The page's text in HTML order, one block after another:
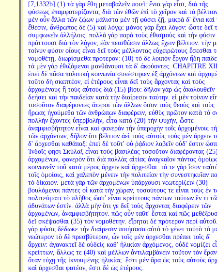
[7,1332b] (1) τὰ γὰρ ἔθη μεταβαλεῖν ποιεῖ: ἔνια γὰρ εἶσι, διὰ τῆς
φύσεως ἐπαμφοτερίζοντα, διὰ τῶν ἐθῶν ἐπὶ τὸ χεῖρον καὶ τὸ
μὲν οὖν ἄλλα τῶν ζῴων μάλιστα μὲν τῇ φύσει ζῇ, μικρὰ δ' ἔνια καὶ
ἔθεσιν, ἄνθρωπος δὲ (5) καὶ λόγῳ: μόνος γὰρ ἔχει λόγον: ὥστε δεῖ
συμφωνεῖν ἀλλήλοις. πολλὰ γὰρ παρὰ τοὺς ἐθισμοὺς καὶ τὴν φύσιν
πράττουσι διὰ τὸν λόγον, ἐὰν πεισθῶσιν ἄλλως ἔχειν βέλτιον. τὴν
τοίνυν φύσιν οἵους εἶναι δεῖ τοὺς μέλλοντας εὐχειρώτους ἔσεσθαι
νομοθέτῃ, διωρίσμεθα πρότερον: (10) τὸ δὲ λοιπὸν ἔργον ἤδη
τὰ μὲν γὰρ ἐθιζόμενοι μανθάνουσι τὰ δ' ἀκούοντες. CHAPITRE
ἐπεὶ δὲ πᾶσα πολιτικὴ κοινωνία συνέστηκεν ἐξ ἀρχόντων καὶ
τοῦτο δὴ σκεπτέον, εἰ ἑτέρους εἶναι δεῖ τοὺς ἄρχοντας καὶ τοὺς
ἀρχομένους ἢ τοὺς αὐτοὺς διὰ (15) βίου: δῆλον γὰρ ὡς ἀκολουθεῖν
δεήσει καὶ τὴν παιδείαν κατὰ τὴν διαίρεσιν ταύτην. εἰ μὲν τοίνυν
τοσοῦτον διαφέροντες ἅτεροι τῶν ἄλλων ὅσον τοὺς θεοὺς καὶ τοὺς
ἥρωας ἡγούμεθα τῶν ἀνθρώπων διαφέρειν, εὐθὺς πρῶτον κατὰ τὸ
πολλὴν ἔχοντες ὑπερβολήν, εἶτα κατὰ (20) τὴν ψυχήν, ὥστε
ἀναμφισβήτητον εἶναι καὶ φανερὰν τὴν ὑπεροχὴν τοῖς ἀρχομένοις
τῶν ἀρχόντων, δῆλον ὅτι βέλτιον ἀεὶ τοὺς αὐτοὺς τοὺς μὲν ἄρχειν
δ' ἄρχεσθαι καθάπαξ: ἐπεὶ δὲ τοῦτ' οὐ ῥᾴδιον λαβεῖν οὐδ' ἔστιν
Ἰνδοῖς φησι Σκύλαξ εἶναι τοὺς βασιλέας τοσοῦτον διαφέροντας
ἀρχομένων, φανερὸν ὅτι διὰ πολλὰς αἰτίας ἀναγκαῖον πάντας
κοινωνεῖν τοῦ κατὰ μέρος ἄρχειν καὶ ἄρχεσθαι. τό τε γὰρ ἴσον
τοῖς ὁμοίοις, καὶ χαλεπὸν μένειν τὴν πολιτείαν τὴν συνεστηκυῖαν
τὸ δίκαιον. μετὰ γὰρ τῶν ἀρχομένων ὑπάρχουσι νεωτερίζειν (30)
βουλόμενοι πάντες οἱ κατὰ τὴν χώραν, τοσούτους τε εἶναι τοὺς ἐν
πολιτεύματι τὸ πλῆθος ὥστ' εἶναι κρείττους πάντων τούτων ἕν τι
ἀδυνάτων ἐστίν. ἀλλὰ μὴν ὅτι γε δεῖ τοὺς ἄρχοντας διαφέρειν τῶν
ἀρχομένων, ἀναμφισβήτητον. πῶς οὖν ταῦτ' ἔσται καὶ πῶς
δεῖ σκέψασθαι (35) τὸν νομοθέτην. εἴρηται δὲ πρότερον περὶ
γὰρ φύσις δέδωκε τὴν διαίρεσιν ποιήσασα αὐτὸ τὸ γένει ταὐτὸ τὸ
νεώτερον τὸ δὲ πρεσβύτερον, ὧν τοῖς μὲν ἄρχεσθαι πρέπει τοῖς δ'
ἄρχειν: ἀγανακτεῖ δὲ οὐδεὶς καθ' ἡλικίαν ἀρχόμενος, οὐδὲ νομίζει
κρείττων, ἄλλως τε (40) καὶ μέλλων ἀντιλαμβάνειν τοῦτον τὸν
ὅταν τύχῃ τῆς ἱκνουμένης ἡλικίας. ἔστι μὲν ἄρα ὡς τοὺς αὐτοὺς
καὶ ἄρχεσθαι φατέον, ἔστι δὲ ὡς ἑτέρους.